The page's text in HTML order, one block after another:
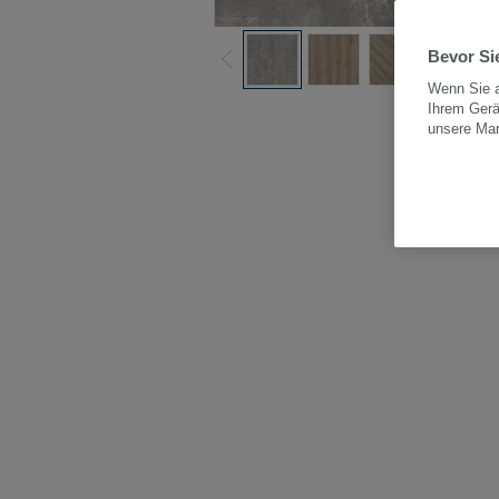
Alle
Bevor
Wenn Sie
Ihrem
unsere